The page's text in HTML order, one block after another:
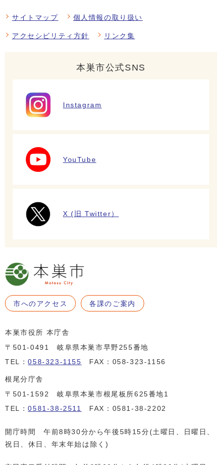
サイトマップ 個人情報の取り扱い
アクセシビリティ方針 リンク集
本巣市公式SNS
Instagram
YouTube
X (旧 Twitter）
市へのアクセス 各課のご案内
本巣市役所 本庁舎
〒501-0491 岐阜県本巣市早野255番地
TEL：058-323-1155 FAX：058-323-1156
根尾分庁舎
〒501-1592 岐阜県本巣市根尾板所625番地1
TEL：0581-38-2511 FAX：0581-38-2202
開庁時間 午前8時30分から午後5時15分(土曜日、日曜日、
祝日、休日、年末年始は除く)